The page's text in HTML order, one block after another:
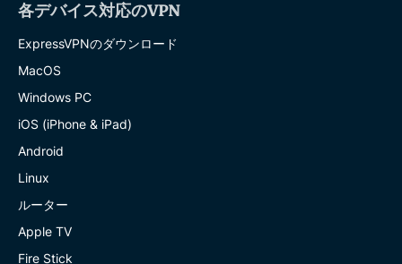
各デバイス対応のVPN
ExpressVPNのダウンロード
MacOS
Windows PC
iOS (iPhone & iPad)
Android
Linux
ルーター
Apple TV
Fire Stick